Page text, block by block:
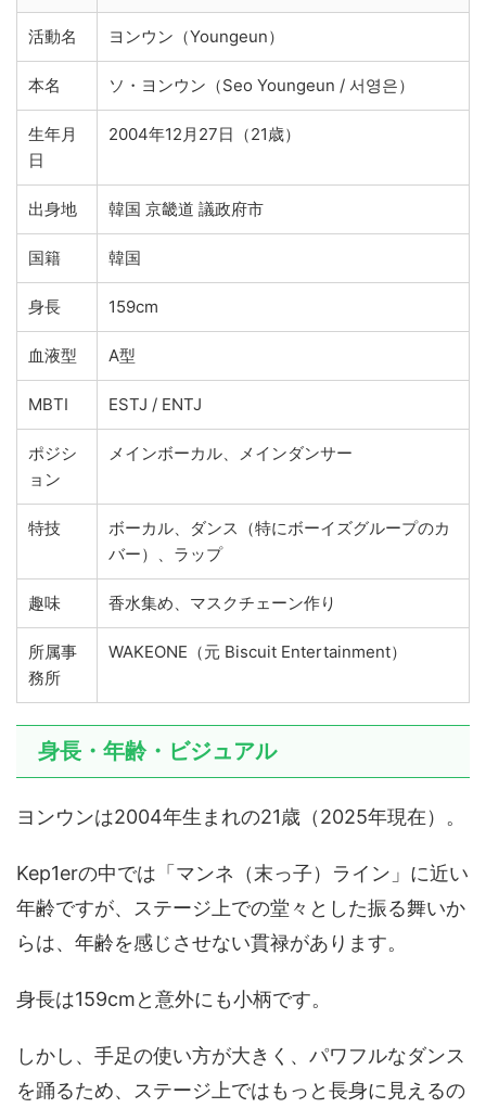
活動名 ヨンウン（Youngeun）
本名 ソ・ヨンウン（Seo Youngeun / 서영은）
生年月
日
2004年12月27日（21歳）
出身地 韓国 京畿道 議政府市
国籍 韓国
身長 159cm
血液型 A型
MBTI ESTJ / ENTJ
ポジシ
ョン
メインボーカル、メインダンサー
特技
ボーカル、ダンス（特にボーイズグループのカ
バー）、ラップ
趣味 香水集め、マスクチェーン作り
所属事
務所
WAKEONE（元 Biscuit Entertainment）
身長・年齢・ビジュアル
ヨンウンは2004年生まれの21歳（2025年現在）。
Kep1erの中では「マンネ（末っ子）ライン」に近い
年齢ですが、ステージ上での堂々とした振る舞いか
らは、年齢を感じさせない貫禄があります。
身長は159cmと意外にも小柄です。
しかし、手足の使い方が大きく、パワフルなダンス
を踊るため、ステージ上ではもっと長身に見えるの